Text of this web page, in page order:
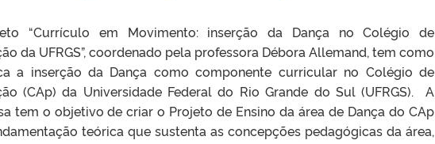
“Currículo em Movimento: inserção da Dança no Colégio de
da UFRGS”, coordenado pela professora Débora Allemand, tem como
a inserção da Dança como componente curricular no Colégio de
(CAp) da Universidade Federal do Rio Grande do Sul (UFRGS). A
tem o objetivo de criar o Projeto de Ensino da área de Dança do CAp
teórica que sustenta as concepções pedagógicas da área,